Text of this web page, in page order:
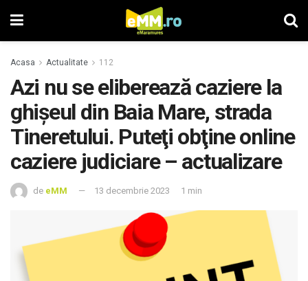
Acasa Actualitate 112
Azi nu se eliberează caziere la
ghișeul din Baia Mare, strada
Tineretului. Puteţi obţine online
caziere judiciare – actualizare
de eMM 13 decembrie 2023 1 min